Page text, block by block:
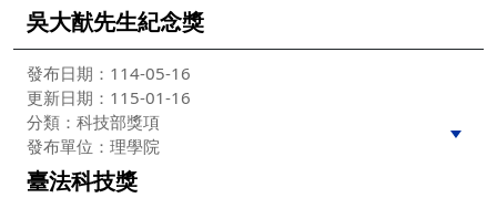
吳大猷先生紀念獎
發布日期：114-05-16
更新日期：115-01-16
分類：科技部獎項
發布單位：理學院
臺法科技獎